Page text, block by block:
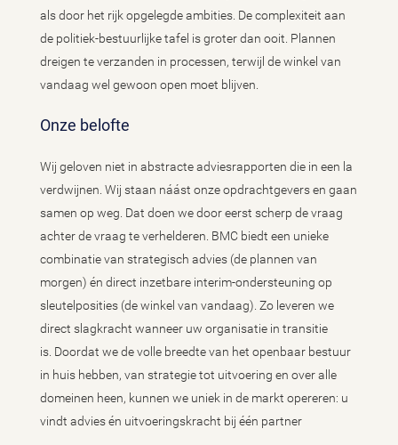
als door het rijk opgelegde ambities. De complexiteit aan
de politiek-bestuurlijke tafel is groter dan ooit. Plannen
dreigen te verzanden in processen, terwijl de winkel van
vandaag wel gewoon open moet blijven.
Onze belofte
Wij geloven niet in abstracte adviesrapporten die in een la
verdwijnen. Wij staan náást onze opdrachtgevers en gaan
samen op weg. Dat doen we door eerst scherp de vraag
achter de vraag te verhelderen. BMC biedt een unieke
combinatie van strategisch advies (de plannen van
morgen) én direct inzetbare interim-ondersteuning op
sleutelposities (de winkel van vandaag). Zo leveren we
direct slagkracht wanneer uw organisatie in transitie
is. Doordat we de volle breedte van het openbaar bestuur
in huis hebben, van strategie tot uitvoering en over alle
domeinen heen, kunnen we uniek in de markt opereren: u
vindt advies én uitvoeringskracht bij één partner